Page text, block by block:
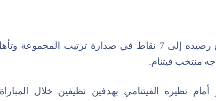
المنتخب الوطني رفع رصيده إلى 7 نقاط في صدارة ترتيب المجموعة
منتخب فيتنام.
أمام نظيره الفيتنامي بهدفين نظيفين خلال